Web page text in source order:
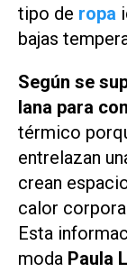
tipo de ropa
bajas
Según se
lana para
térmico
entrelazan
crean
calor
Esta
moda Paula